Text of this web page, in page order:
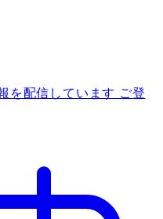
を配信しています ご登